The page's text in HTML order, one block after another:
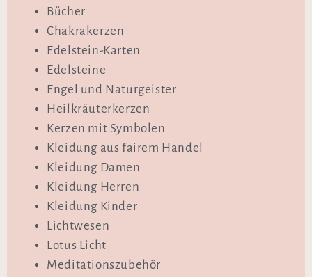
Bücher
Chakrakerzen
Edelstein-Karten
Edelsteine
Engel und Naturgeister
Heilkräuterkerzen
Kerzen mit Symbolen
Kleidung aus fairem Handel
Kleidung Damen
Kleidung Herren
Kleidung Kinder
Lichtwesen
Lotus Licht
Meditationszubehör